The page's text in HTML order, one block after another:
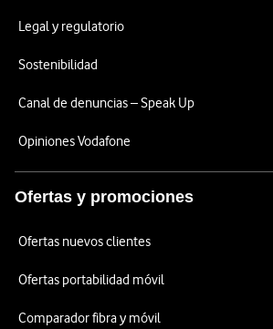
Legal y regulatorio
Sostenibilidad
Canal de denuncias – Speak Up
Opiniones Vodafone
Ofertas y promociones
Ofertas nuevos clientes
Ofertas portabilidad móvil
Comparador fibra y móvil